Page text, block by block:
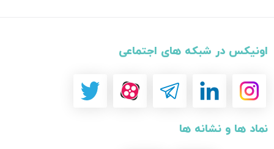
اونیکس در شبکه های اجتماعی
نماد ها و نشانه ها